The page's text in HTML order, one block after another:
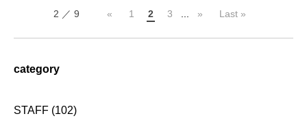
2 ／ 9 « 1 2 3 » Last »
category
STAFF (102)